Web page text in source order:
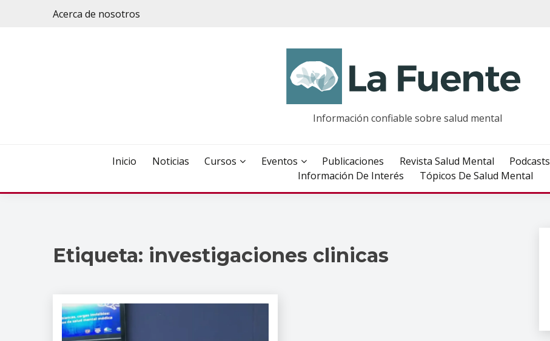
Acerca de nosotros
Información confiable sobre salud mental
Inicio Noticias Cursos Eventos Publicaciones Revista Salud Mental Podcasts
Información De Interés
Tópicos De Salud Mental
Etiqueta: investigaciones clinicas